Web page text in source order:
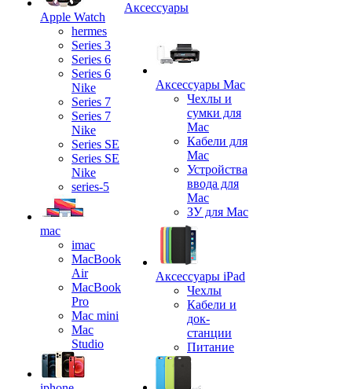
Apple Watch
hermes
Series 3
Series 6
Series 6
Nike
Series 7
Series 7
Nike
Series SE
Series SE
Nike
series-5
mac
imac
MacBook
Air
MacBook
Pro
Mac mini
Mac
Studio
Аксессуары
Аксессуары Mac
Чехлы и
сумки для
Mac
Кабели для
Mac
Устройства
ввода для
Mac
ЗУ для Mac
Аксессуары iPad
Чехлы
Кабели и
док-
станции
Питание